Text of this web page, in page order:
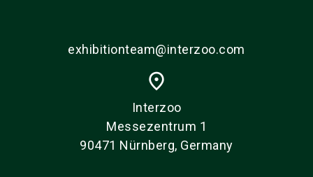
exhibitionteam@interzoo.com
place
Interzoo
Messezentrum 1
90471 Nürnberg, Germany